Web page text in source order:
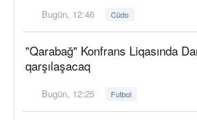
Bugün, 12:46 Cüdo
"Qarabağ" Konfrans Liqasında
qarşılaşacaq
Bugün, 12:25 Futbol